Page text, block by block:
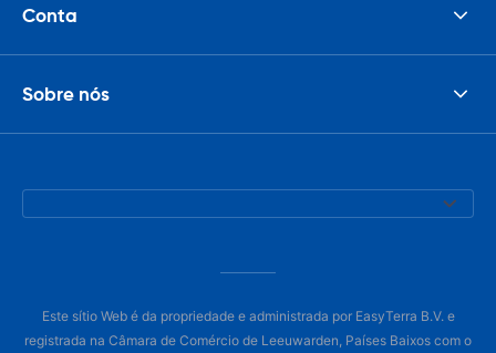
Conta
Sobre nós
Este sítio Web é da propriedade e administrada por EasyTerra B.V. e
registrada na Câmara de Comércio de Leeuwarden, Países Baixos com o